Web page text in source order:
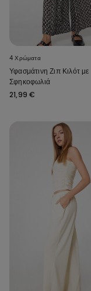
4 Χρώματα
Υφασμάτινη Ζιπ Κιλότ με
Σφηκοφωλιά
21,99 €